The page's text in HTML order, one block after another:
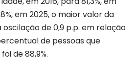
em 2025, o maior valor da
de 0,9 p.p. em relação
de pessoas que
de 88,9%.